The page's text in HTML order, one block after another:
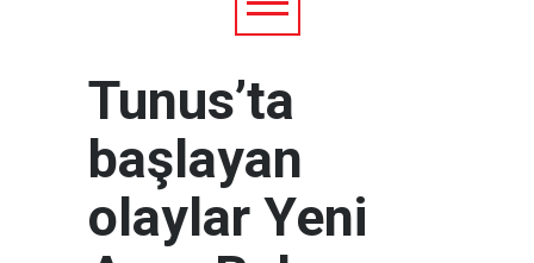
Tunus’ta
başlayan
olaylar Yeni